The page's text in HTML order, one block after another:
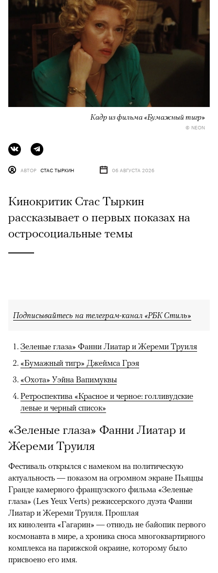
Кадр из фильма «Бумажный тигр»
© NEON
АВТОР СТАС ТЫРКИН 06 АВГУСТА 2026
Кинокритик Стас Тыркин
рассказывает о первых показах на
остросоциальные темы
Подписывайтесь на телеграм-канал «РБК Стиль»
Зеленые глаза» Фанни Лиатар и Жереми Труиля
«Бумажный тигр» Джеймса Грэя
«Охота» Уэйна Вапимуквы
Ретроспектива «Красное и черное: голливудские
левые и черный список»
«Зеленые глаза» Фанни Лиатар и
Жереми Труиля
Фестиваль открылся с намеком на политическую
актуальность — показом на огромном экране Пьяццы
Гранде камерного французского фильма «Зеленые
глаза» (Les Yeux Verts) режиссерского дуэта Фанни
Лиатар и Жереми Труиля. Прошлая
их кинолента «Гагарин» — отнюдь не байопик первого
космонавта в мире, а хроника сноса многоквартирного
комплекса на парижской окраине, которому было
присвоено его имя.